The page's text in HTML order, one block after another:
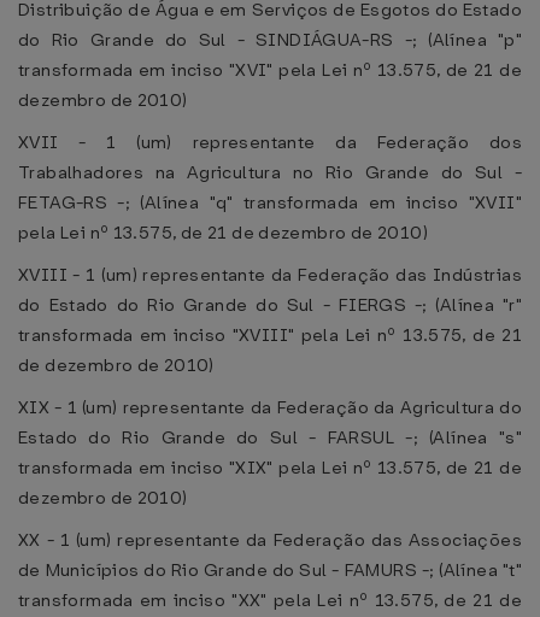
Distribuição de Água e em Serviços de Esgotos do Estado
do Rio Grande do Sul - SINDIÁGUA-RS -; (Alínea "p"
transformada em inciso "XVI" pela Lei nº 13.575, de 21 de
dezembro de 2010)
XVII - 1 (um) representante da Federação dos
Trabalhadores na Agricultura no Rio Grande do Sul -
FETAG-RS -; (Alínea "q" transformada em inciso "XVII"
pela Lei nº 13.575, de 21 de dezembro de 2010)
XVIII - 1 (um) representante da Federação das Indústrias
do Estado do Rio Grande do Sul - FIERGS -; (Alínea "r"
transformada em inciso "XVIII" pela Lei nº 13.575, de 21
de dezembro de 2010)
XIX - 1 (um) representante da Federação da Agricultura do
Estado do Rio Grande do Sul - FARSUL -; (Alínea "s"
transformada em inciso "XIX" pela Lei nº 13.575, de 21 de
dezembro de 2010)
XX - 1 (um) representante da Federação das Associações
de Municípios do Rio Grande do Sul - FAMURS -; (Alínea "t"
transformada em inciso "XX" pela Lei nº 13.575, de 21 de